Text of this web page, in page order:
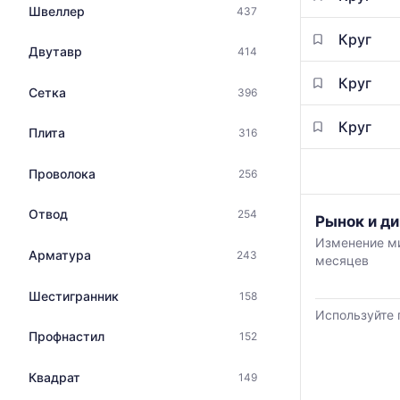
Швеллер 437
Двутавр 414
Сетка 396
Плита 316
Проволока 256
Отвод 254
Арматура 243
Шестигранник 158
Профнастил 152
Квадрат 149
листов
поставщиков
месяц.
Статистика
и
обновляется
мере
обновления
листов.
ГОСТ,
размеров
запросу
Круг
Круг
Круг
График
отражает
изменение
минимальной,
Рынок и
Изменение
месяцев